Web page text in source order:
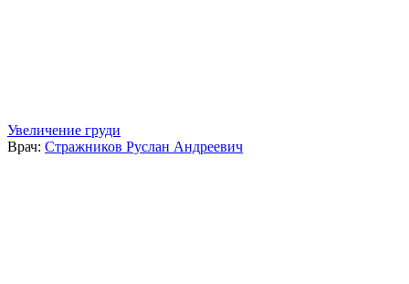
Увеличение груди
Врач: Стражников Руслан Андреевич